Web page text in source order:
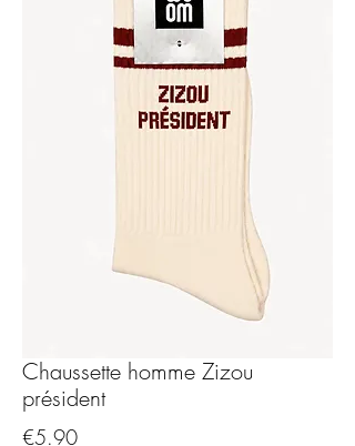
Chaussette homme Zizou
président
€5.90Price